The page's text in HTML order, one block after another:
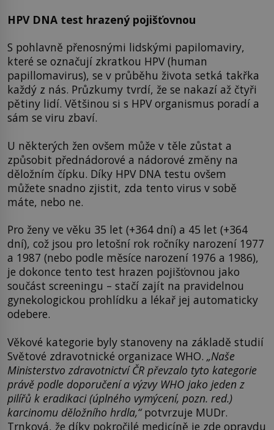
HPV DNA test hrazený pojišťovnou
S pohlavně přenosnými lidskými papilomaviry,
které se označují zkratkou HPV (human
papillomavirus), se v průběhu života setká takřka
každý z nás. Průzkumy tvrdí, že se nakazí až čtyři
pětiny lidí. Většinou si s HPV organismus poradí a
sám se viru zbaví.
U některých žen ovšem může v těle zůstat a
způsobit přednádorové a nádorové změny na
děložním čípku. Díky HPV DNA testu ovšem
můžete snadno zjistit, zda tento virus v sobě
máte, nebo ne.
Pro ženy ve věku 35 let (+364 dní) a 45 let (+364
dní), což jsou pro letošní rok ročníky narození 1977
a 1987 (nebo podle měsíce narození 1976 a 1986),
je dokonce tento test hrazen pojišťovnou jako
součást screeningu – stačí zajít na pravidelnou
gynekologickou prohlídku a lékař jej automaticky
odebere.
Věkové kategorie byly stanoveny na základě studií
Světové zdravotnické organizace WHO. „Naše
Ministerstvo zdravotnictví ČR převzalo tyto kategorie
právě podle doporučení a výzvy WHO jako jeden z
pilířů k eradikaci (úplného vymýcení, pozn. red.)
karcinomu děložního hrdla,“potvrzuje MUDr.
Trnková, že díky pokročilé medicíně je zde opravdu